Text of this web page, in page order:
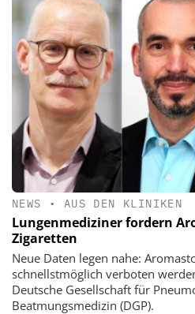
NEWS • AUS DEN KLINIKEN
Lungenmediziner fordern
Zigaretten
Neue Daten legen nahe:
schnellstmöglich verboten
Deutsche Gesellschaft für
Beatmungsmedizin (DGP).